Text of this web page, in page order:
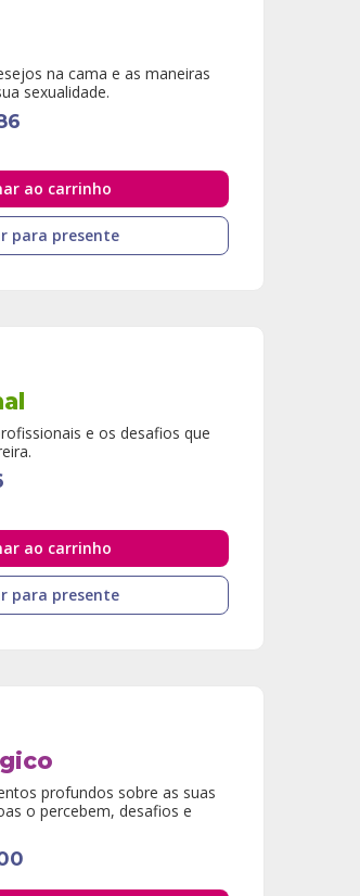
na cama e as maneiras
sexualidade.
ao carrinho
para presente
e os desafios que
ao carrinho
para presente
profundos sobre as suas
o percebem, desafios e